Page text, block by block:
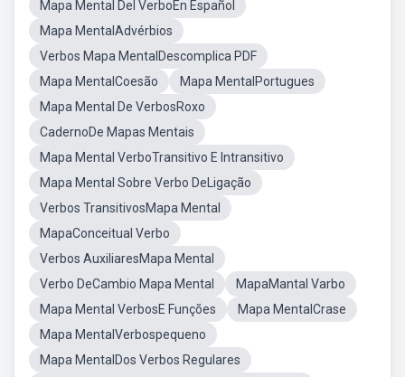
Mapa Mental Del VerboEn Español
Mapa MentalAdvérbios
Verbos Mapa MentalDescomplica PDF
Mapa MentalCoesão
Mapa MentalPortugues
Mapa Mental De VerbosRoxo
CadernoDe Mapas Mentais
Mapa Mental VerboTransitivo E Intransitivo
Mapa Mental Sobre Verbo DeLigação
Verbos TransitivosMapa Mental
MapaConceitual Verbo
Verbos AuxiliaresMapa Mental
Verbo DeCambio Mapa Mental
MapaMantal Varbo
Mapa Mental VerbosE Funções
Mapa MentalCrase
Mapa MentalVerbospequeno
Mapa MentalDos Verbos Regulares